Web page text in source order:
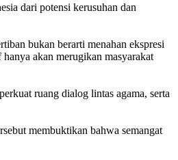
dari potensi kerusuhan dan
bukan berarti menahan ekspresi
akan merugikan masyarakat
ruang dialog lintas agama, serta
membuktikan bahwa semangat